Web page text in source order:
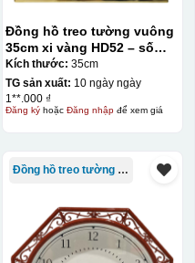
Đồng hồ treo tường vuông
35cm xi vàng HD52 – số
cọc
Kích thước: 35cm
TG sản xuất: 10 ngày ngày
1**.000 ₫
Đăng kýhoặc Đăng nhậpđể xem giá
Đồng hồ treo tường giá rẻ